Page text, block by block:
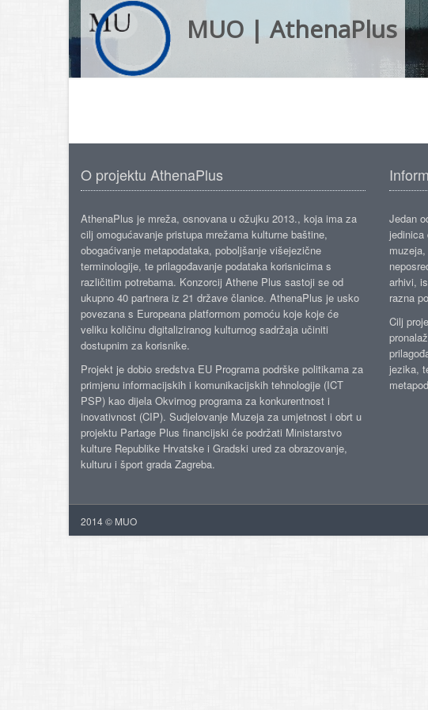
MUO | AthenaPlus
O projektu AthenaPlus
AthenaPlus je mreža, osnovana u ožujku 2013., koja ima za
cilj omogućavanje pristupa mrežama kulturne baštine,
obogaćivanje metapodataka, poboljšanje višejezične
terminologije, te prilagođavanje podataka korisnicima s
različitim potrebama. Konzorcij Athene Plus sastoji se od
ukupno 40 partnera iz 21 države članice. AthenaPlus je usko
povezana s Europeana platformom pomoću koje koje će
veliku količinu digitaliziranog kulturnog sadržaja učiniti
dostupnim za korisnike.
Projekt je dobio sredstva EU Programa podrške politikama za
primjenu informacijskih i komunikacijskih tehnologije (ICT
PSP) kao dijela Okvirnog programa za konkurentnost i
inovativnost (CIP). Sudjelovanje Muzeja za umjetnost i obrt u
projektu Partage Plus financijski će podržati Ministarstvo
kulture Republike Hrvatske i Gradski ured za obrazovanje,
kulturu i šport grada Zagreba.
Jedan
jedinica
arhivi,
razna
Cilj
jezika,
2014 © MUO